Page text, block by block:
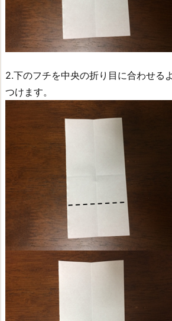
2.下のフチを中央の折り目に合わせる
つけます。